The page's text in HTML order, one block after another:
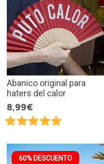
Abanico original para
haters del calor
8,99€
60% DESCUENTO